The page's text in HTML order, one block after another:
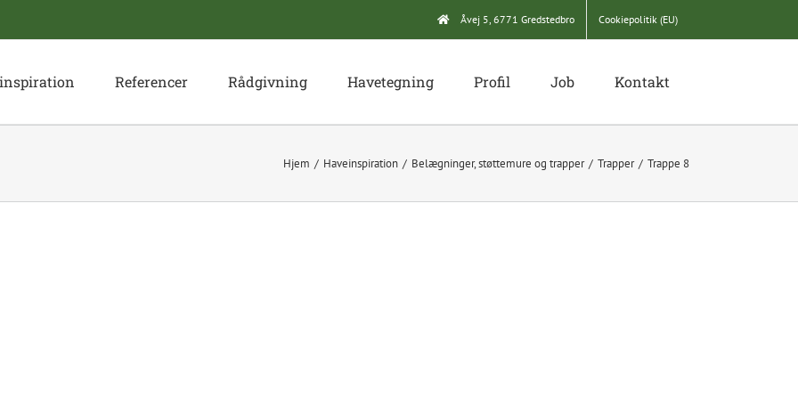
Åvej 5, 6771 Gredstedbro Cookiepolitik (EU)
Referencer Rådgivning Havetegning Profil Job Kontakt
Hjem Haveinspiration Belægninger, støttemure og trapper Trapper Trappe 8